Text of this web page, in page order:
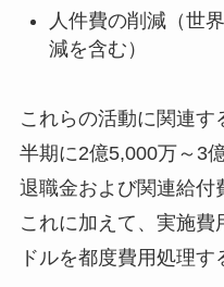
人件費の削減（世
減を含む）
これらの活動に関連す
半期に2億5,000万～3
退職金および関連給付
これに加えて、実施
ドルを都度費用処理す